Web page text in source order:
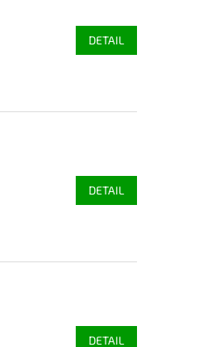
DETAIL
DETAIL
DETAIL